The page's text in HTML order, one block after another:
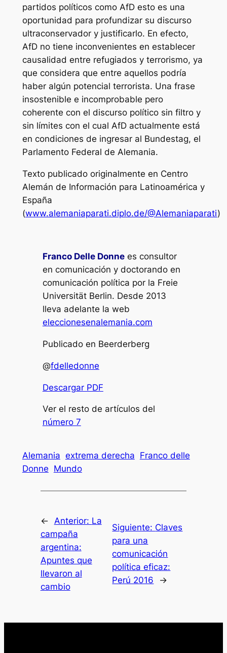
partidos políticos como AfD esto es una
oportunidad para profundizar su discurso
ultraconservador y justificarlo. En efecto,
AfD no tiene inconvenientes en establecer
causalidad entre refugiados y terrorismo, ya
que considera que entre aquellos podría
haber algún potencial terrorista. Una frase
insostenible e incomprobable pero
coherente con el discurso político sin filtro y
sin límites con el cual AfD actualmente está
en condiciones de ingresar al Bundestag, el
Parlamento Federal de Alemania.
Texto publicado originalmente en Centro
Alemán de Información para Latinoamérica y
España
(www.alemaniaparati.diplo.de/@Alemaniaparati)
Franco Delle Donnees consultor
en comunicación y doctorando en
comunicación política por la Freie
Universität Berlin. Desde 2013
lleva adelante la web
eleccionesenalemania.com
Publicado en Beerderberg
@fdelledonne
Descargar PDF
Ver el resto de artículos del
número 7
Alemania extrema derecha Franco delle
Donne Mundo
← Anterior: La
campaña
argentina:
Apuntes que
llevaron al
cambio
Siguiente: Claves
para una
comunicación
política eficaz:
Perú 2016
→